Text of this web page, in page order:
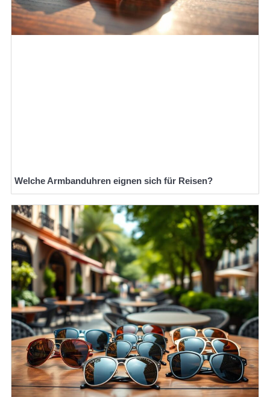
Welche Armbanduhren eignen sich für Reisen?